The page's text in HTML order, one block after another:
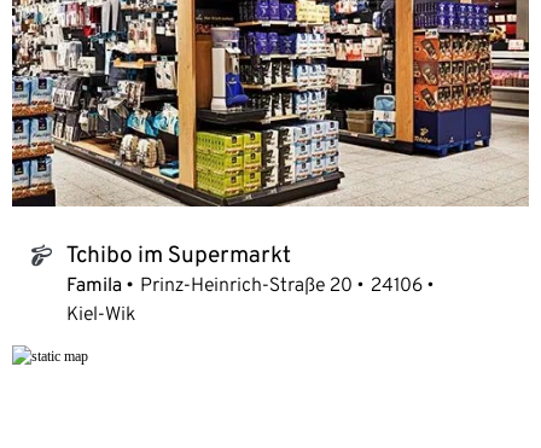
tchibo_logo Tchibo im Supermarkt
Famila Prinz-Heinrich-Straße 20
24106
Kiel-Wik